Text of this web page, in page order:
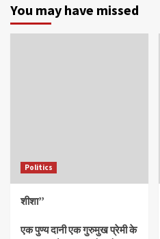
You may have missed
Politics
शीशा”
एक पुण्य दानी एक गुरुमुख प्रेमी के